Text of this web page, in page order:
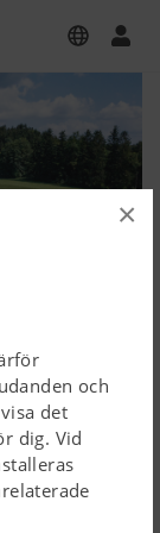
×
och
det
dig. Vid
kakor, men